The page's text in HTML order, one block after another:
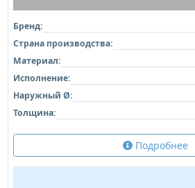
Бренд:
Страна производства:
Материал:
Исполнение:
Наружный Ø:
Толщина:
Подробнее